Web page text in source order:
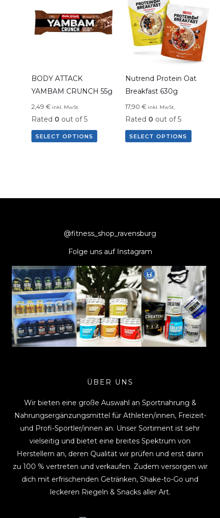
BODY ATTACK
YAMBAM CRUNCH 55g
2,49 € inkl. MwSt.
Rated 0 out of 5
SELECT OPTIONS
Nutrend Protein Oat
Breakfast 630g
17,90 € inkl. MwSt.
Rated 0 out of 5
SELECT OPTIONS
@fitness_shop_ravensburg
Folge uns auf Instagram
ÜBER UNS
Wir bieten eine große Auswahl an Sportnahrung &
Nahrungsergänzungsmittel für Athleten/innen, Freizeit-
und Profi-Sportler/innen an. Unser Sortiment ist sehr
vielseitig und bietet eine breites Spektrum von
Herstellern an, deren Qualität wir prüfen und erst dann
zu 100 % vertreten und verkaufen. Zudem versorgen wir
dich mit erfrischenden Getränken, Shake-to-Go und
leckeren Riegeln & Snacks aller Art.